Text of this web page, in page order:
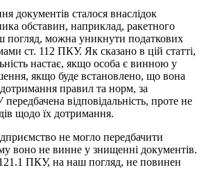
документів сталося внаслідок
обставин, наприклад, ракетного
погляд, можна уникнути податкових
ст. 112 ПКУ. Як сказано в цій статті,
настає, якщо особа є винною у
якщо буде встановлено, що вона
правил та норм, за
відповідальність, проте не
щодо їх дотримання.
не могло передбачити
воно не винне у знищенні документів.
ПКУ, на наш погляд, не повинен